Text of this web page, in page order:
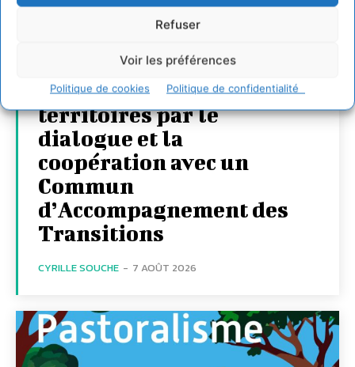
Refuser
Voir les préférences
Politique de cookies Politique de confidentialité
Transformer les
territoires par le
dialogue et la
coopération avec un
Commun
d’Accompagnement des
Transitions
CYRILLE SOUCHE - 7 AOÛT 2026